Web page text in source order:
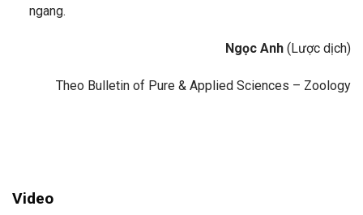
ngang.
Ngọc Anh (Lược dịch)
Theo Bulletin of Pure & Applied Sciences – Zoology
Video